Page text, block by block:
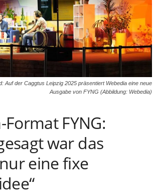
Auf der Caggtus Leipzig 2025 präsentiert Webedia eine neue
Ausgabe von FYNG (Abbildung: Webedia)
FYNG:
war das
eine fixe